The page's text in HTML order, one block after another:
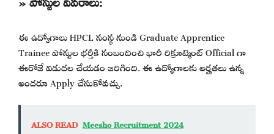
ఈ ఉద్యోగాలు HPCL సంస్థ నుండి Graduate Apprentice
Trainee పోస్టుల భర్తీకి సంబందించి భారీ రిక్రూట్మెంట్ Official గా
ఈరోజే విడుదల చేయడం జరిగింది. ఈ ఉద్యోగాలకు అర్హతలు ఉన్న
అందరూ Apply చేసుకోవచ్చు.
ALSO READ Meesho Recruitment 2024